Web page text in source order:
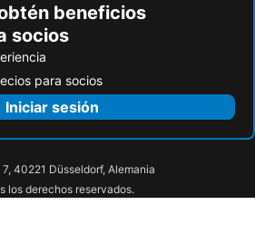
beneficios
socios
para socios
Iniciar sesión
40221 Düsseldorf, Alemania
los derechos reservados.